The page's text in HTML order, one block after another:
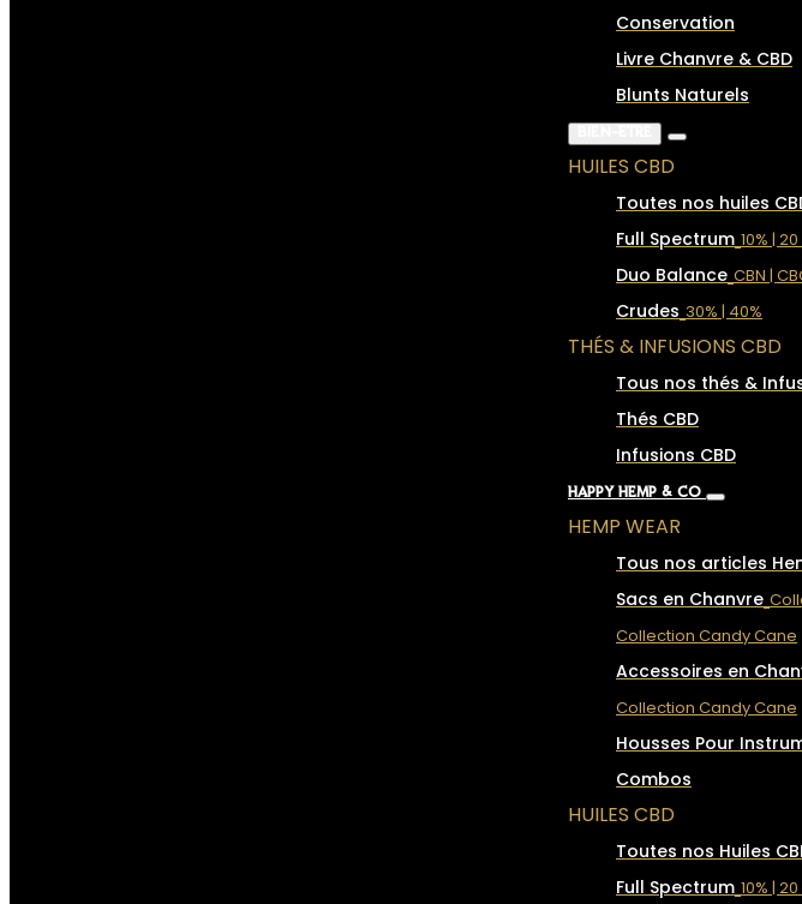
Conservation
Livre Chanvre & CBD
Blunts Naturels
HUILES CBD
Toutes nos huiles
Full Spectrum 10% |
Duo Balance CBN |
Crudes 30% | 40%
THÉS & INFUSIONS CBD
Tous nos thés &
Thés CBD
Infusions CBD
HAPPY HEMP & CO
HEMP WEAR
Tous nos articles
Sacs en Chanvre
Collection Candy Cane
Accessoires en
Collection Candy Cane
Housses Pour
Combos
HUILES CBD
Toutes nos Huiles
Full Spectrum 10% |